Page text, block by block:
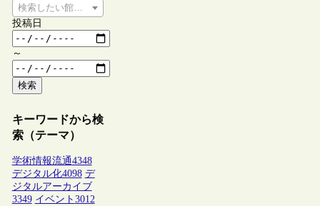
検索したい館種を選択してください
投稿日
～
検索
キーワードから検
索（テーマ）
学術情報流通4348
デジタル化4098 デ
ジタルアーカイブ
3349 イベント 3012